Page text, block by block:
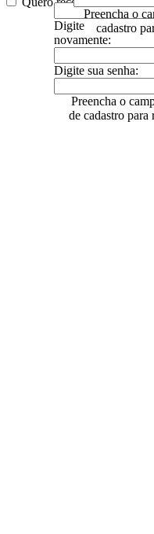
Preencha o
cadastro
Digite
novamente:
Digite sua senha:
Preencha o
de cadastro para